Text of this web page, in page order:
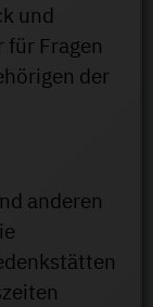
und
für Fragen
der
anderen